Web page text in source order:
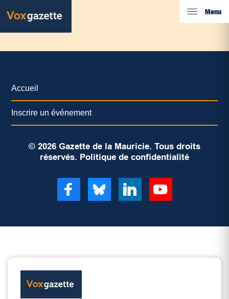
Menu
Accueil
Inscrire un événement
© 2026 Gazette de la Mauricie. Tous droits
réservés. Politique de confidentialité